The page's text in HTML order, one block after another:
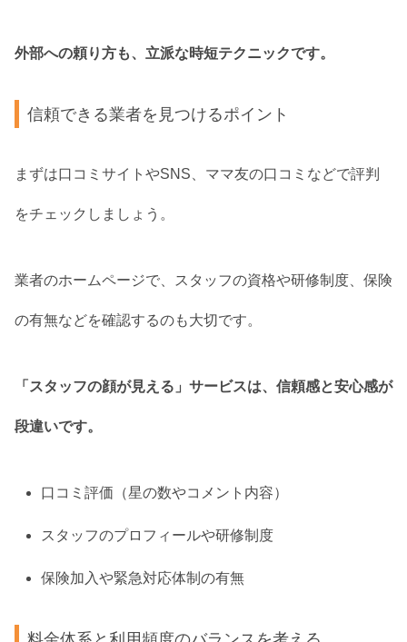
外部への頼り方も、立派な時短テクニックです。
信頼できる業者を見つけるポイント
まずは口コミサイトやSNS、ママ友の口コミなどで評判
をチェックしましょう。
業者のホームページで、スタッフの資格や研修制度、保険
の有無などを確認するのも大切です。
「スタッフの顔が見える」サービスは、信頼感と安心感が
段違いです。
口コミ評価（星の数やコメント内容）
スタッフのプロフィールや研修制度
保険加入や緊急対応体制の有無